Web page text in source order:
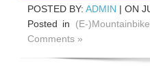
POSTED BY: ADMIN | ON
Posted in (E-)Mountainbike
Comments »